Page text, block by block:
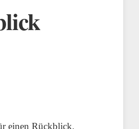
einen Rückblick.